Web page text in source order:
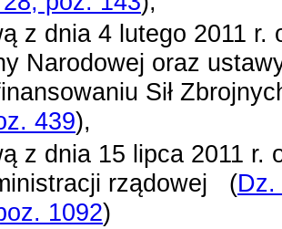
z dnia 4 lutego 2011
Narodowej oraz
Sił
439),
z dnia 15 lipca 2011 r.
rządowej
(
1092)